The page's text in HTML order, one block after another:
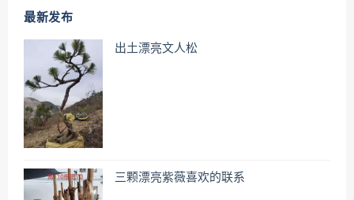
最新发布
出土漂亮文人松
三颗漂亮紫薇喜欢的联系